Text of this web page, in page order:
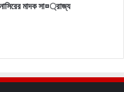
মাদক সা¤্রাজ্য